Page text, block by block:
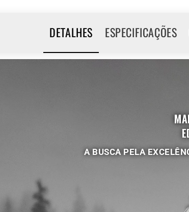
DETALHES ESPECIFICAÇÕES